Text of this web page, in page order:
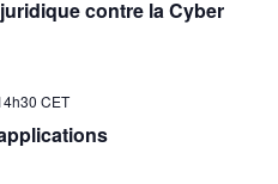
contre la Cyber
CET